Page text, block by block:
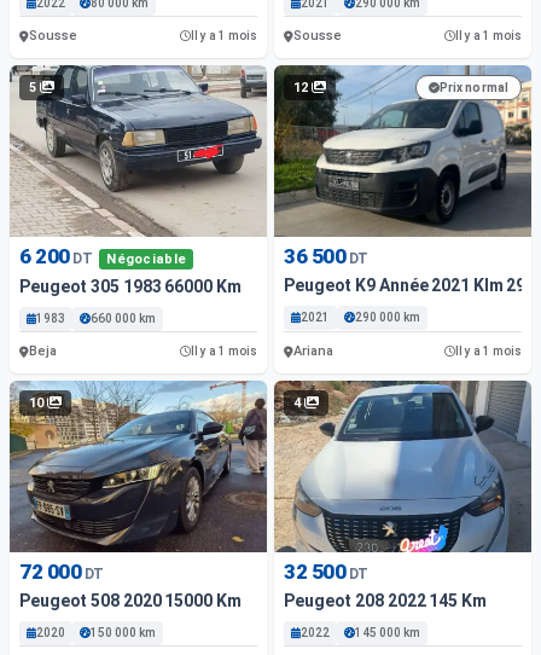
2022 80 000 km
Sousse Il y a 1 mois
2021 290 000 km
Sousse Il y a 1 mois
5
6 200 DT Négociable
Peugeot 305 1983 66000 Km
1983 660 000 km
Beja Il y a 1 mois
12 Prix normal
36 500 DT
Peugeot K9 Année 2021 Klm 290
2021 290 000 km
Ariana Il y a 1 mois
10
72 000 DT
Peugeot 508 2020 15000 Km
2020 150 000 km
4
32 500 DT
Peugeot 208 2022 145 Km
2022 145 000 km